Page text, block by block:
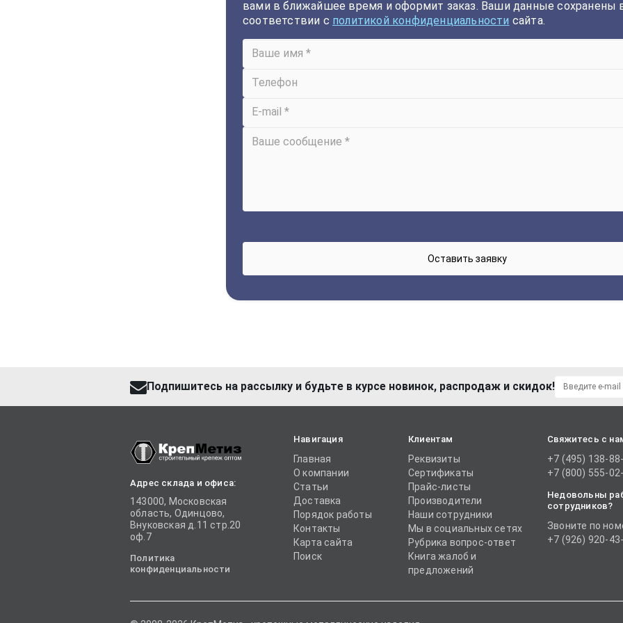
вами в ближайшее время и оформит заказ. Ваши данные сохранены
соответствии с политикой конфиденциальности сайта.
Подпишитесь на рассылку и будьте в курсе новинок, распродаж и скидок!
Адрес склада и офиса:
143000, Московская
область, Одинцово,
Внуковская д.11 стр.20
оф.7
Политика
конфиденциальности
Навигация
Главная
О компании
Статьи
Доставка
Порядок работы
Контакты
Карта сайта
Поиск
Клиентам
Реквизиты
Сертификаты
Прайс-листы
Производители
Наши сотрудники
Мы в социальных сетях
Рубрика вопрос-ответ
Книга жалоб и
предложений
Свяжитесь с
+7 (495) 138-
+7 (800) 555-
Недовольны
сотрудников?
Звоните по
+7 (926) 920-